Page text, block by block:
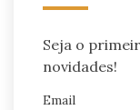
Seja o
novidades!
Email